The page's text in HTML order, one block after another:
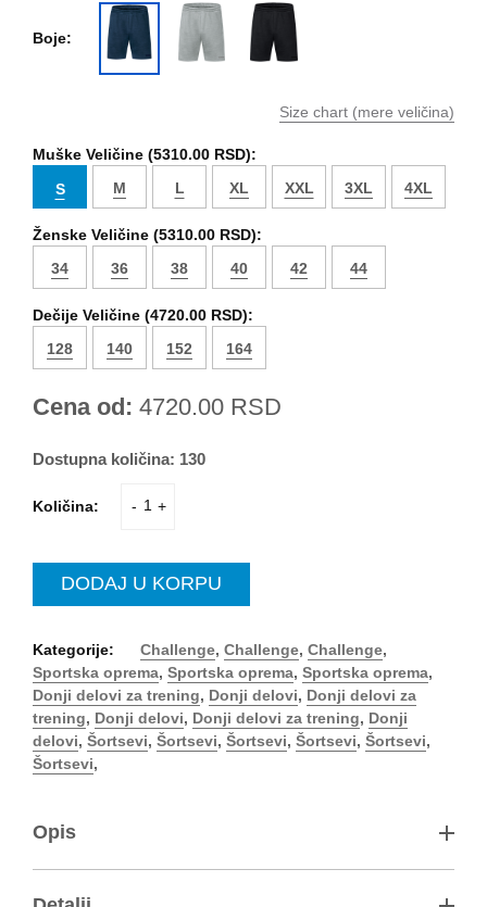
Boje:
Size chart (mere veličina)
Muške Veličine (5310.00 RSD):
S
M L XL XXL 3XL 4XL
Ženske Veličine (5310.00 RSD):
34
36 38 40 42 44
Dečije Veličine (4720.00 RSD):
128
140 152 164
Cena od: 4720.00 RSD
Dostupna količina: 130
Količina: - +
DODAJ U KORPU
Kategorije: Challenge, Challenge, Challenge,
Sportska oprema, Sportska oprema, Sportska oprema,
Donji delovi za trening, Donji delovi, Donji delovi za
trening, Donji delovi, Donji delovi za trening, Donji
delovi, Šortsevi, Šortsevi, Šortsevi, Šortsevi, Šortsevi,
Šortsevi,
Opis
U skladu sa Challenge majicom i Polo Challenge-om, postoji